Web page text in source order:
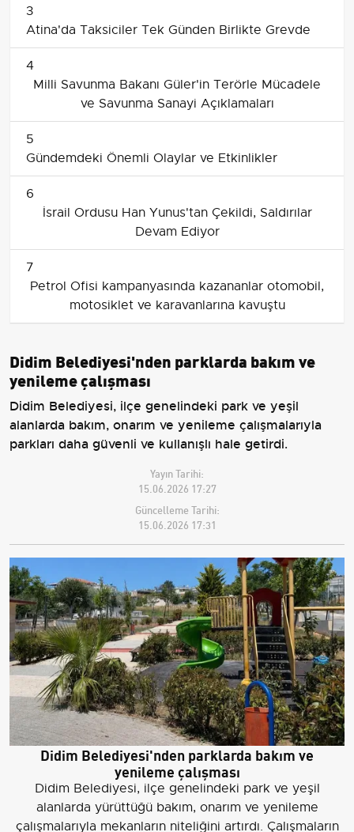
3
Atina'da Taksiciler Tek Günden Birlikte Grevde
4
Milli Savunma Bakanı Güler'in Terörle Mücadele
ve Savunma Sanayi Açıklamaları
5
Gündemdeki Önemli Olaylar ve Etkinlikler
6
İsrail Ordusu Han Yunus'tan Çekildi, Saldırılar
Devam Ediyor
7
Petrol Ofisi kampanyasında kazananlar otomobil,
motosiklet ve karavanlarına kavuştu
Didim Belediyesi'nden parklarda bakım ve
yenileme çalışması
Didim Belediyesi, ilçe genelindeki park ve yeşil
alanlarda bakım, onarım ve yenileme çalışmalarıyla
parkları daha güvenli ve kullanışlı hale getirdi.
Yayın Tarihi:
15.06.2026 17:27
Güncelleme Tarihi:
15.06.2026 17:31
Didim Belediyesi'nden parklarda bakım ve
yenileme çalışması
Didim Belediyesi, ilçe genelindeki park ve yeşil
alanlarda yürüttüğü bakım, onarım ve yenileme
çalışmalarıyla mekanların niteliğini artırdı. Çalışmaların